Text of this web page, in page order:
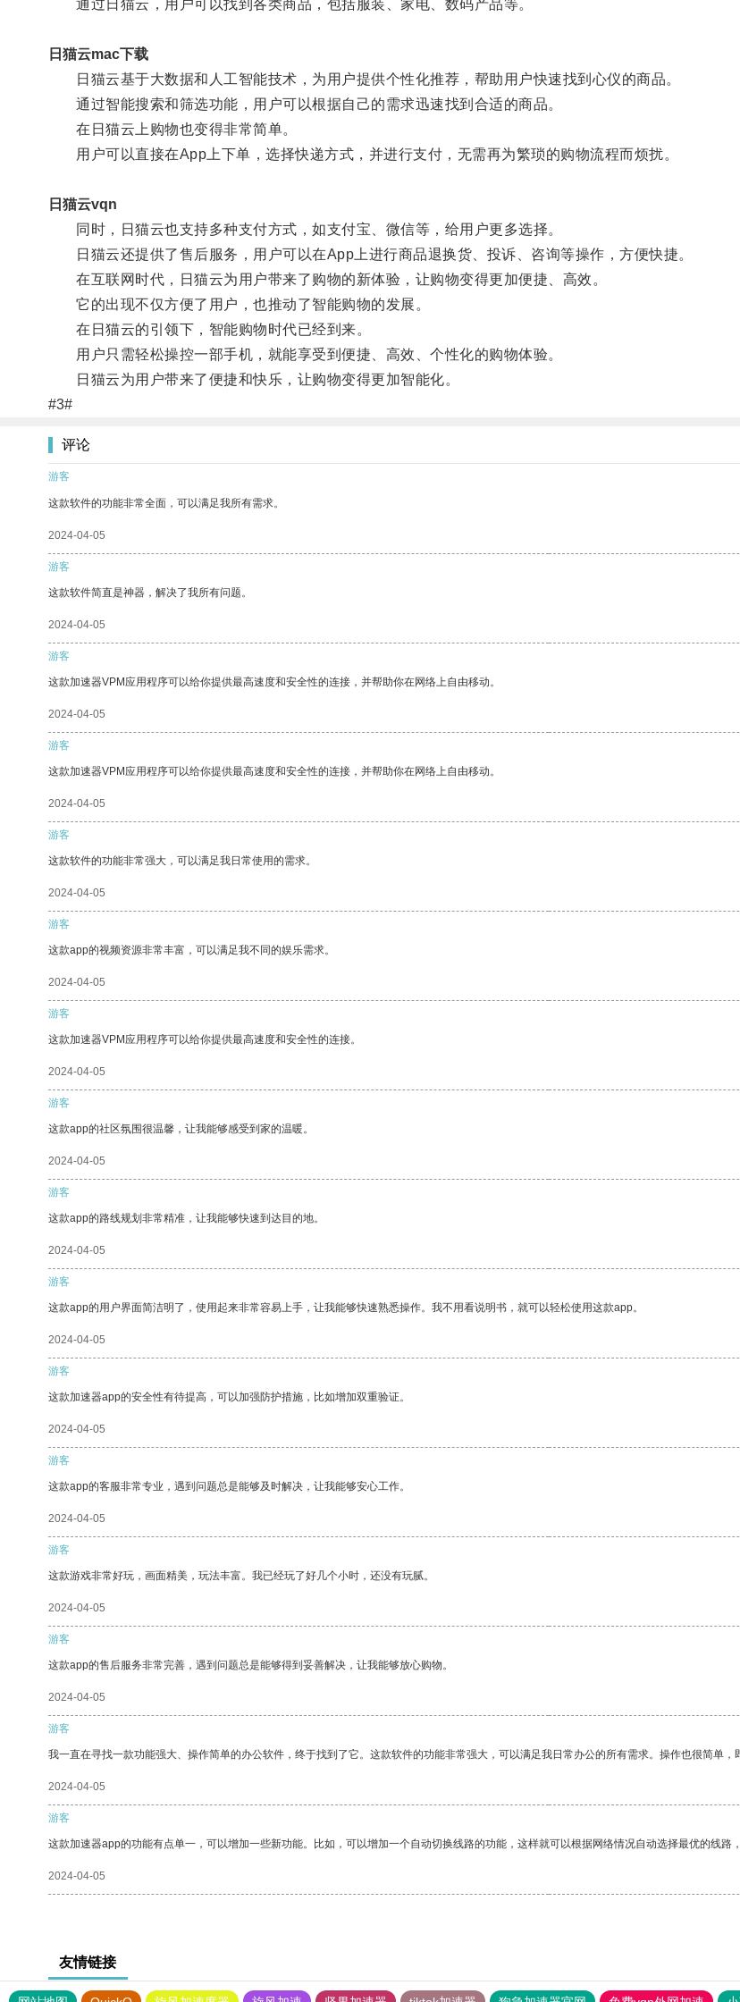
通过日猫云，用户可以找到各类商品，包括服装、家电、数码产品等。
日猫云mac下载
日猫云基于大数据和人工智能技术，为用户提供个性化推荐，帮助用户快速找到心仪的商品。
通过智能搜索和筛选功能，用户可以根据自己的需求迅速找到合适的商品。
在日猫云上购物也变得非常简单。
用户可以直接在App上下单，选择快递方式，并进行支付，无需再为繁琐的购物流程而烦扰。
日猫云vqn
同时，日猫云也支持多种支付方式，如支付宝、微信等，给用户更多选择。
日猫云还提供了售后服务，用户可以在App上进行商品退换货、投诉、咨询等操作，方便快捷。
在互联网时代，日猫云为用户带来了购物的新体验，让购物变得更加便捷、高效。
它的出现不仅方便了用户，也推动了智能购物的发展。
在日猫云的引领下，智能购物时代已经到来。
用户只需轻松操控一部手机，就能享受到便捷、高效、个性化的购物体验。
日猫云为用户带来了便捷和快乐，让购物变得更加智能化。
#3#
评论
游客
这款软件的功能非常全面，可以满足我所有需求。
2024-04-05
游客
这款软件简直是神器，解决了我所有问题。
2024-04-05
游客
这款加速器VPM应用程序可以给你提供最高速度和安全性的连接，并帮助你在网络上自由移动。
2024-04-05
游客
这款加速器VPM应用程序可以给你提供最高速度和安全性的连接，并帮助你在网络上自由移动。
2024-04-05
游客
这款软件的功能非常强大，可以满足我日常使用的需求。
2024-04-05
游客
这款app的视频资源非常丰富，可以满足我不同的娱乐需求。
2024-04-05
游客
这款加速器VPM应用程序可以给你提供最高速度和安全性的连接。
2024-04-05
游客
这款app的社区氛围很温馨，让我能够感受到家的温暖。
2024-04-05
游客
这款app的路线规划非常精准，让我能够快速到达目的地。
2024-04-05
游客
这款app的用户界面简洁明了，使用起来非常容易上手，让我能够快速熟悉操作。我不用看说明书，就可以轻松使用这款app。
2024-04-05
游客
这款加速器app的安全性有待提高，可以加强防护措施，比如增加双重验证。
2024-04-05
游客
这款app的客服非常专业，遇到问题总是能够及时解决，让我能够安心工作。
2024-04-05
游客
这款游戏非常好玩，画面精美，玩法丰富。我已经玩了好几个小时，还没有玩腻。
2024-04-05
游客
这款app的售后服务非常完善，遇到问题总是能够得到妥善解决，让我能够放心购物。
2024-04-05
游客
我一直在寻找一款功能强大、操作简单的办公软件，终于找到了它。这款软件的功能非常强大，可以满足我日常办公的所有需求。操作也很简单，
2024-04-05
游客
这款加速器app的功能有点单一，可以增加一些新功能。比如，可以增加一个自动切换线路的功能，这样就可以根据网络情况自动选择最优的线路
2024-04-05
友情链接